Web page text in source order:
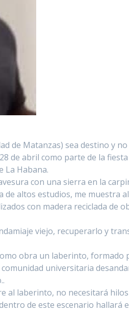
de Matanzas) sea destino y
de abril como parte de la
La Habana.
con una sierra en la
altos estudios, me muestra
con madera reciclada de
viejo, recuperarlo y
obra un laberinto, formado
universitaria
al laberinto, no necesitará
de este escenario hallará